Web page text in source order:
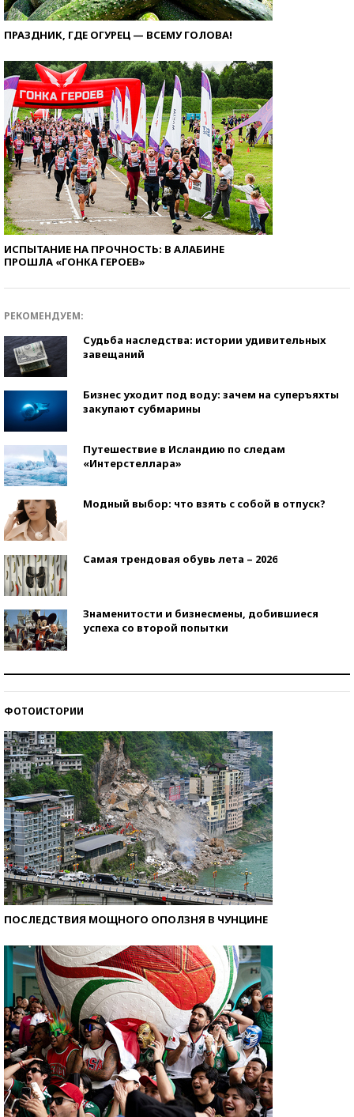
ПРАЗДНИК, ГДЕ ОГУРЕЦ — ВСЕМУ ГОЛОВА!
ИСПЫТАНИЕ НА ПРОЧНОСТЬ: В АЛАБИНЕ
ПРОШЛА «ГОНКА ГЕРОЕВ»
РЕКОМЕНДУЕМ:
Судьба наследства: истории удивительных
завещаний
Бизнес уходит под воду: зачем на суперъяхты
закупают субмарины
Путешествие в Исландию по следам
«Интерстеллара»
Модный выбор: что взять с собой в отпуск?
Самая трендовая обувь лета – 2026
Знаменитости и бизнесмены, добившиеся
успеха со второй попытки
ФОТОИСТОРИИ
ПОСЛЕДСТВИЯ МОЩНОГО ОПОЛЗНЯ В ЧУНЦИНЕ